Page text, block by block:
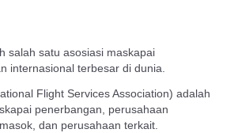
salah satu asosiasi maskapai
internasional terbesar di dunia.
Flight Services Association) adalah
penerbangan, perusahaan
dan perusahaan terkait.